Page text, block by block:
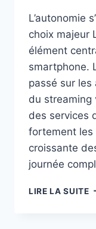
L’autonomie
choix majeur
élément
smartphone.
passé sur les
du streaming
des services
fortement les
croissante
journée
LIRE LA SUITE